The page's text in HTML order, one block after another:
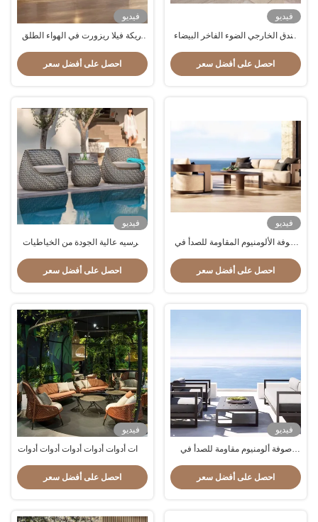
فيديو
أريكة فيلا ريزورت في الهواء الطلق
احصل على أفضل سعر
فيديو
فندق الخارجي الضوء الفاخر البيضاء
الحديقة الأثاث المعدني المقاوم للماء
احصل على أفضل سعر
فيديو
كرسيه عالية الجودة من الخياطيات
و طاولة
احصل على أفضل سعر
فيديو
صوفة الألومنيوم المقاومة للصدأ في
احصل على أفضل سعر
فيديو
أدوات أدوات أدوات أدوات أدوات أدوات
احصل على أفضل سعر
فيديو
صوفة ألومنيوم مقاومة للصدأ في
احصل على أفضل سعر